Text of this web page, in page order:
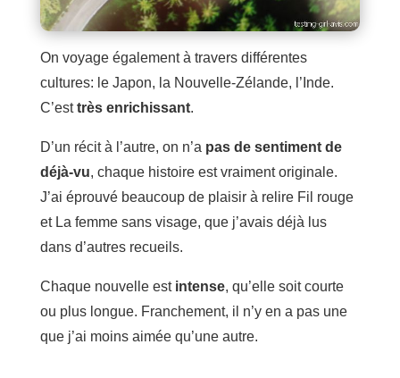
On voyage également à travers différentes
cultures: le Japon, la Nouvelle-Zélande, l’Inde.
C’esttrès enrichissant.
D’un récit à l’autre, on n’a pas de sentiment de
déjà-vu, chaque histoire est vraiment originale.
J’ai éprouvé beaucoup de plaisir à relire Fil rouge
et La femme sans visage, que j’avais déjà lus
dans d’autres recueils.
Chaque nouvelle est intense, qu’elle soit courte
ou plus longue. Franchement, il n’y en a pas une
que j’ai moins aimée qu’une autre.